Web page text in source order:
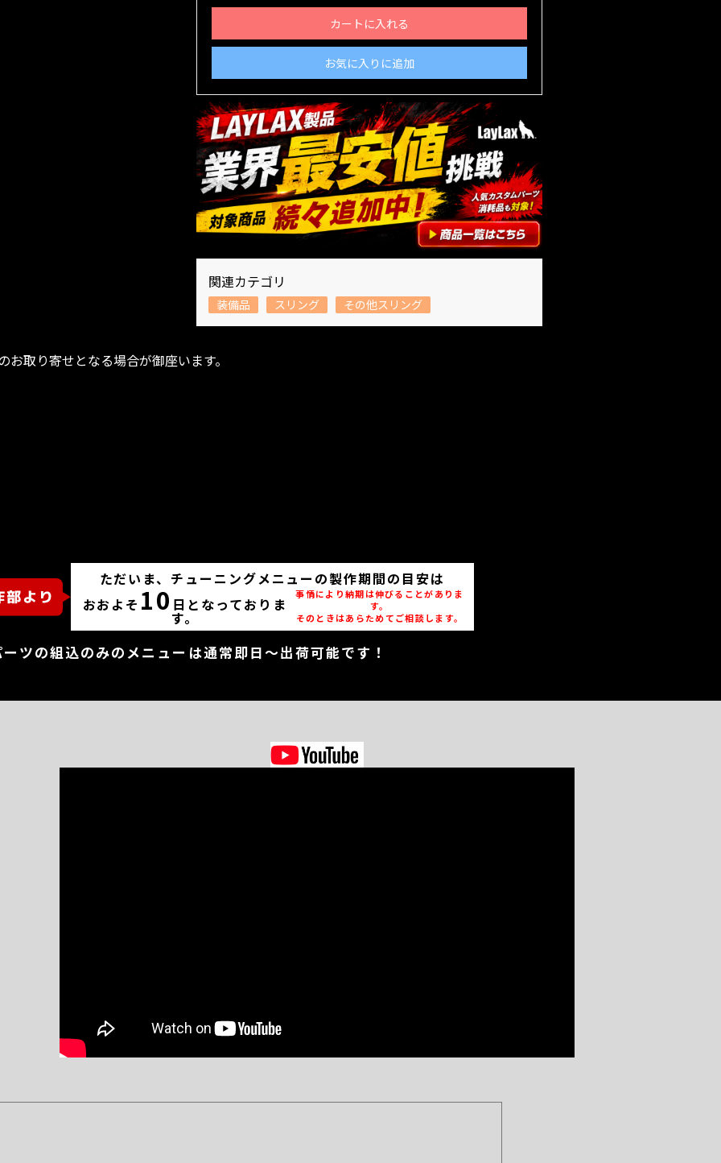
カートに入れる
お気に入りに追加
関連カテゴリ
装備品 スリング その他スリング
取り寄せとなる場合が御座います。
ただいま、チューニングメニューの製作期間の目安は
おおよそ 10 日となっておりま
す。
事情により納期は伸びることがありま
す。
そのときはあらためてご相談します。
ツの組込のみのメニューは通常即日～出荷可能です！